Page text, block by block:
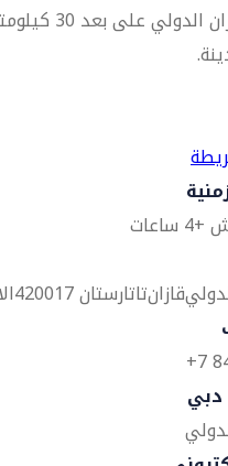
يقع مطار
قازانتاتارستان 420017